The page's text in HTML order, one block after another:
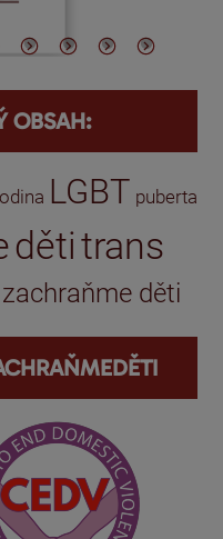
OBSAH:
LGBT puberta
dětitrans
zachraňme děti